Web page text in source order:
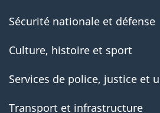
Sécurité nationale et défense
Culture, histoire et sport
Services de police, justice et
Transport et infrastructure